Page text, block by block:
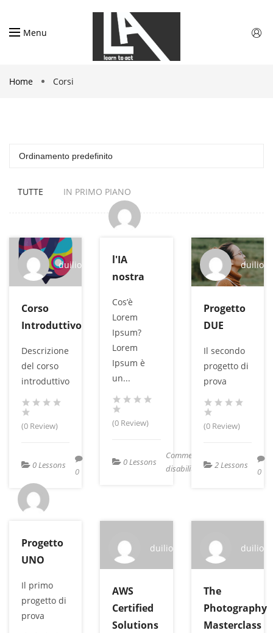
Menu
Home Corsi
TUTTE IN PRIMO PIANO
duilio
Corso
Introduttivo
Descrizione
del corso
introduttivo
(0 Review)
0 Lessons
0
l'IA
nostra
Cos’è
Lorem
Ipsum?
Lorem
Ipsum è
un...
(0 Review)
0 Lessons
Commenti
disabilitati
su
duilio
Progetto
DUE
Il secondo
progetto di
prova
(0 Review)
2 Lessons
0
Progetto
UNO
Il primo
progetto di
prova
duilio
AWS
Certified
Solutions
duilio
The
Photography
Masterclass